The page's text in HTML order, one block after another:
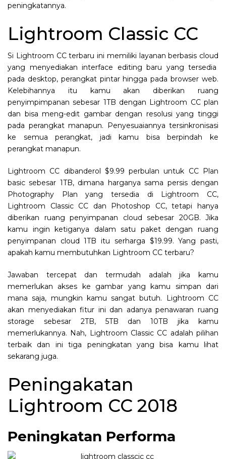
peningkatannya.
Lightroom Classic CC
Si Lightroom CC terbaru ini memiliki layanan berbasis cloud
yang menyediakan interface editing baru yang tersedia
pada desktop, perangkat pintar hingga pada browser web.
Kelebihannya itu kamu akan diberikan ruang
penyimpimpanan sebesar 1TB dengan Lightroom CC plan
dan bisa meng-edit gambar dengan resolusi yang tinggi
pada perangkat manapun. Penyesuaiannya tersinkronisasi
ke semua perangkat, jadi kamu bisa berpindah ke
perangkat manapun.
Lightroom CC dibanderol $9.99 perbulan untuk CC Plan
basic sebesar 1TB, dimana harganya sama persis dengan
Photography Plan yang tersedia di Lightroom CC,
Lightroom Classic CC dan Photoshop CC, tetapi hanya
diberikan ruang penyimpanan cloud sebesar 20GB. Jika
kamu ingin ketiganya dalam satu paket dengan ruang
penyimpanan cloud 1TB itu serharga $19.99. Yang pasti,
apakah kamu membutuhkan Lightroom CC terbaru?
Jawaban tercepat dan termudah adalah jika kamu
memerlukan akses ke gambar yang kamu simpan dari
mana saja, mungkin kamu sangat butuh. Lightroom CC
akan menyediakan fitur ini dan adanya penawaran ruang
storage sebesar 2TB, 5TB dan 10TB jika kamu
memerlukannya. Nah, Lightroom Classic CC adalah pilihan
terbaik dan ini tiga peningkatan yang bisa kamu lihat
sekarang juga.
Peningakatan
Lightroom CC 2018
Peningkatan Performa